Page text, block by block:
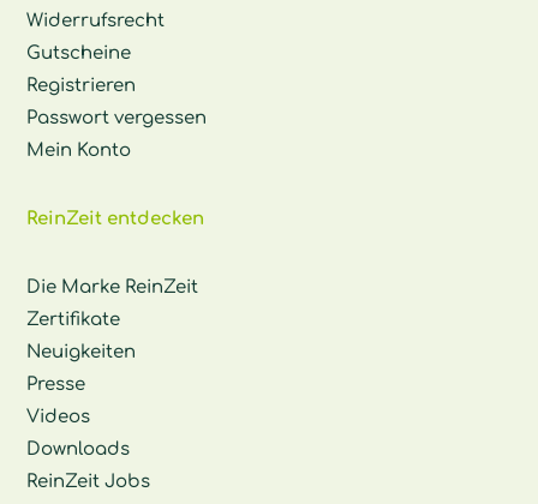
Widerrufsrecht
Gutscheine
Registrieren
Passwort vergessen
Mein Konto
ReinZeit entdecken
Die Marke ReinZeit
Zertifikate
Neuigkeiten
Presse
Videos
Downloads
ReinZeit Jobs